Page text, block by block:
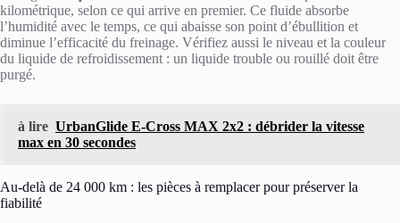
kilométrique, selon ce qui arrive en premier. Ce fluide absorbe
l’humidité avec le temps, ce qui abaisse son point d’ébullition et
diminue l’efficacité du freinage. Vérifiez aussi le niveau et la couleur
du liquide de refroidissement : un liquide trouble ou rouillé doit être
purgé.
à lire UrbanGlide E-Cross MAX 2x2 : débrider la vitesse
max en 30 secondes
Au-delà de 24 000 km : les pièces à remplacer pour préserver la
fiabilité